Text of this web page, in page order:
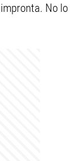
No lo